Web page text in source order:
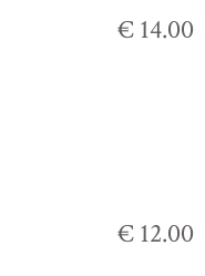
€ 14.00
€ 12.00